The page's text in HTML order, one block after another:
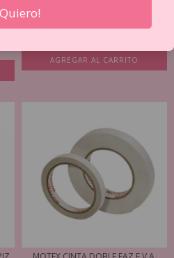
SILICONA LIQUIDA IBI X 30 ML